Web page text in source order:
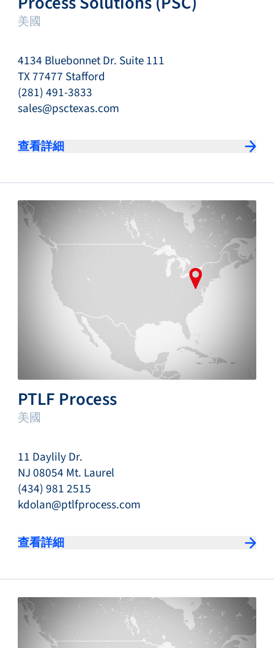
美國
4134 Bluebonnet Dr. Suite 111
TX 77477 Stafford
(281) 491-3833
sales@psctexas.com
查看詳細
PTLF Process
美國
11 Daylily Dr.
NJ 08054 Mt. Laurel
(434) 981 2515
kdolan@ptlfprocess.com
查看詳細